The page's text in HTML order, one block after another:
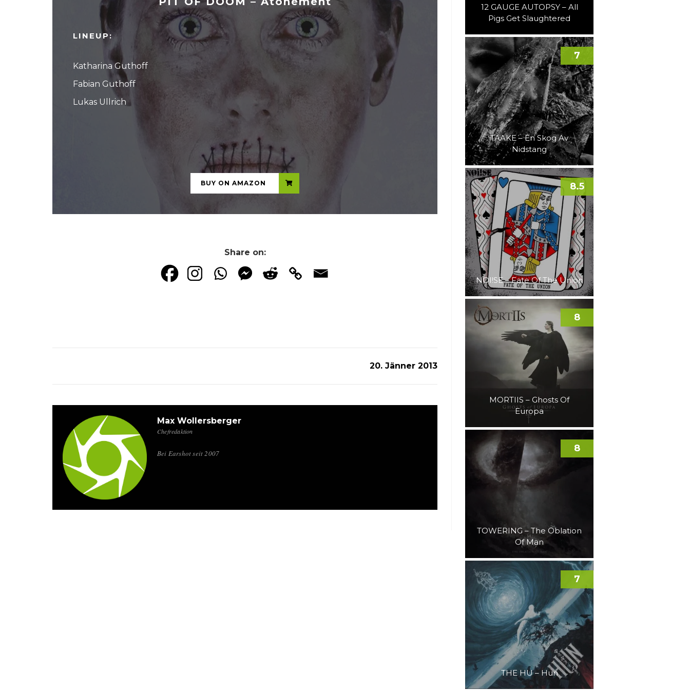
LINEUP:
Katharina Guthoff
Fabian Guthoff
Lukas Ullrich
...
BUY ON AMAZON
Share on:
20. Jänner 2013
Max Wollersberger
Chefredaktion
Bei Earshot seit 2007
12 GAUGE AUTOPSY – All
Pigs Get Slaughtered
TAAKE – En Skog Av
Nidstang
7
NOI!SE – Fate Of The Union
8.5
MORTIIS – Ghosts Of
Europa
8
TOWERING – The Oblation
Of Man
8
THE HU – Hun
7